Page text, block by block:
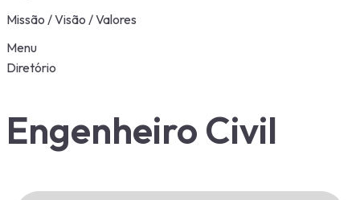
Missão / Visão / Valores
Menu
Diretório
Engenheiro Civil